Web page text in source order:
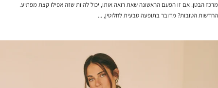
מרכז הבטן. אם זו הפעם הראשונה שאת רואה אותו, יכול להיות שזה אפילו קצת מפתיע.
החדשות הטובות? מדובר בתופעה טבעית לחלוטין, ...